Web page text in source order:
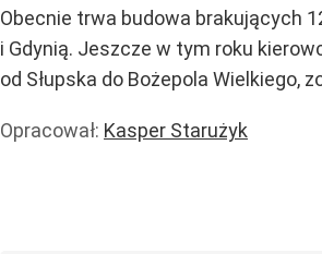
Obecnie trwa budowa brakujących
i Gdynią. Jeszcze w tym roku
od Słupska do Bożepola Wielkiego,
Opracował: Kasper Starużyk